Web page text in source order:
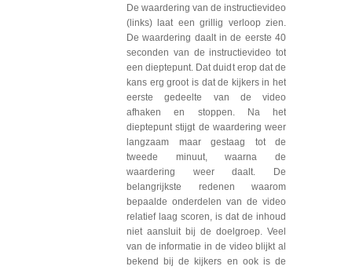
De waardering van de instructievideo
(links) laat een grillig verloop zien.
De waardering daalt in de eerste 40
seconden van de instructievideo tot
een dieptepunt. Dat duidt erop dat de
kans erg groot is dat de kijkers in het
eerste gedeelte van de video
afhaken en stoppen. Na het
dieptepunt stijgt de waardering weer
langzaam maar gestaag tot de
tweede minuut, waarna de
waardering weer daalt. De
belangrijkste redenen waarom
bepaalde onderdelen van de video
relatief laag scoren, is dat de inhoud
niet aansluit bij de doelgroep. Veel
van de informatie in de video blijkt al
bekend bij de kijkers en ook is de